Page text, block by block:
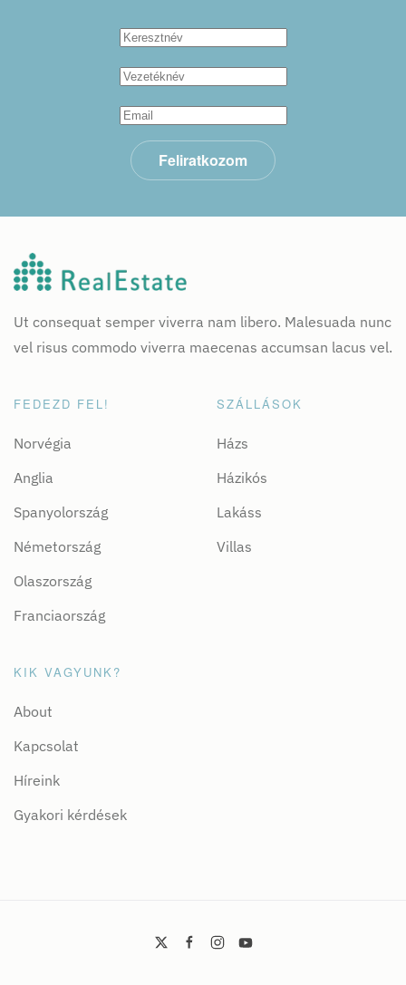
Feliratkozom
Ut consequat semper viverra nam libero. Malesuada nunc
vel risus commodo viverra maecenas accumsan lacus vel.
FEDEZD FEL!
Norvégia
Anglia
Spanyolország
Németország
Olaszország
Franciaország
SZÁLLÁSOK
Házs
Házikós
Lakáss
Villas
KIK VAGYUNK?
About
Kapcsolat
Híreink
Gyakori kérdések